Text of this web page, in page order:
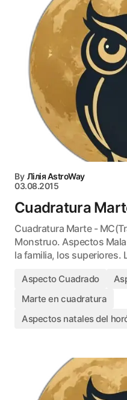
By Лілія AstroWay
03.08.2015
Cuadratura
Cuadratura Marte -
Monstruo. Aspectos
la familia, los superiores.
Aspecto Cuadrado
Marte en cuadratura
Aspectos natales del